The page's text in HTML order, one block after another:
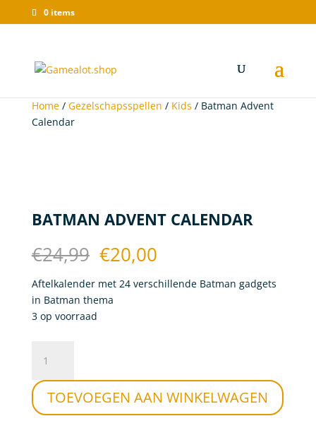
0 itemsWat zoek je?
Home/ Gezelschapsspellen / Kids / Batman Advent
Calendar
Aanbieding!
Aanbieding!
BATMAN ADVENT CALENDAR
€24,99 Oorspronkelijke
prijs
was:
€24,99.
€20,00Huidige
is:
Aftelkalender met 24 verschillende Batman gadgets
in Batman thema
3 op voorraad
Advent
Calendar
aantalTOEVOEGEN AAN WINKELWAGEN